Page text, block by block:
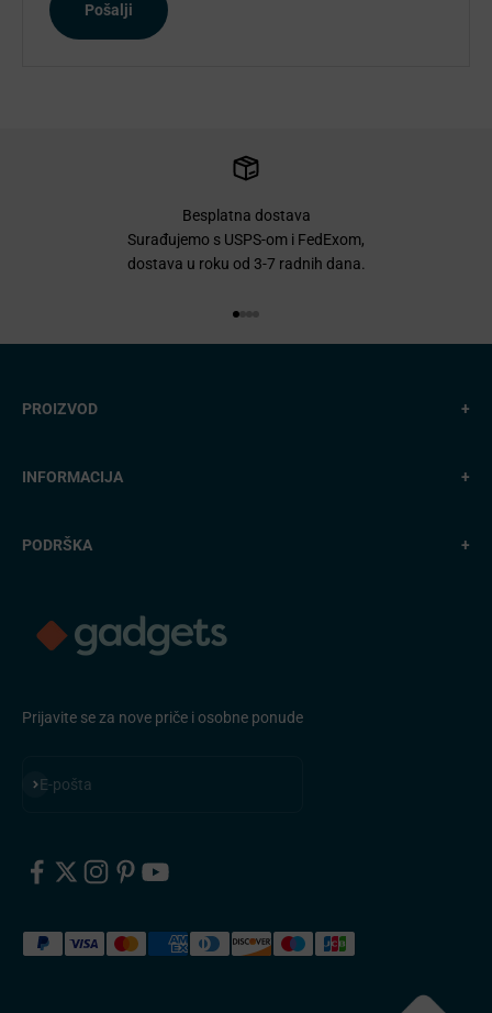
Pošalji
Besplatna dostava
Surađujemo s USPS-om i FedExom,
dostava u roku od 3-7 radnih dana.
PROIZVOD +
INFORMACIJA +
PODRŠKA +
Prijavite se za nove priče i osobne ponude
E-pošta
Pretplatite se